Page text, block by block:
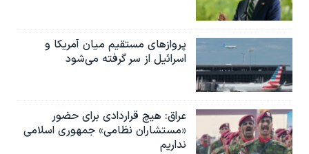
پروازهای مستقیم میان آمریکا و
اسرائیل از سر گرفته می‌شود
عراق: هیچ قراردادی برای حضور
«مستشاران نظامی» جمهوری اسلامی
نداریم